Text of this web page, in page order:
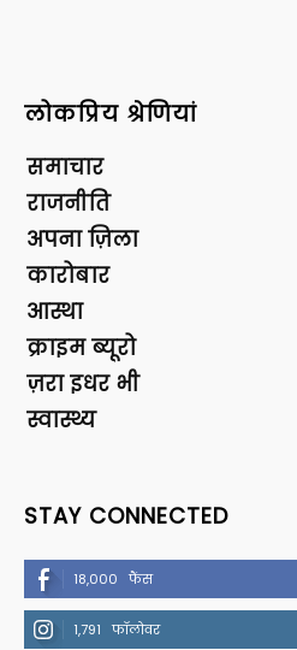
लोकप्रिय श्रेणियां
समाचार
राजनीति
अपना ज़िला
कारोबार
आस्था
क्राइम ब्यूरो
ज़रा इधर भी
स्वास्थ्य
STAY CONNECTED
18,000 फैंस
1,791 फॉलोवर